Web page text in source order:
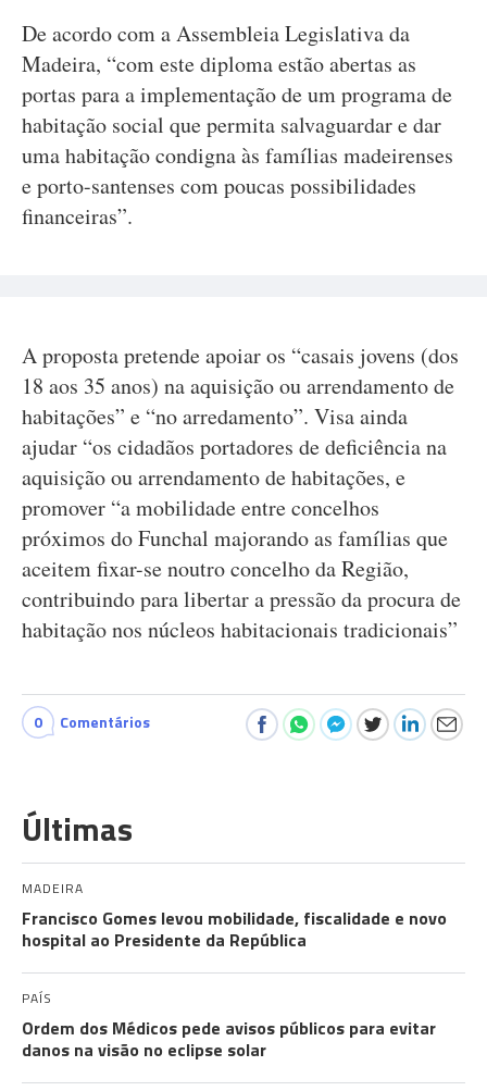
De acordo com a Assembleia Legislativa da
Madeira, “com este diploma estão abertas as
portas para a implementação de um programa de
habitação social que permita salvaguardar e dar
uma habitação condigna às famílias madeirenses
e porto-santenses com poucas possibilidades
financeiras”.
A proposta pretende apoiar os “casais jovens (dos
18 aos 35 anos) na aquisição ou arrendamento de
habitações” e “no arredamento”. Visa ainda
ajudar “os cidadãos portadores de deficiência na
aquisição ou arrendamento de habitações, e
promover “a mobilidade entre concelhos
próximos do Funchal majorando as famílias que
aceitem fixar-se noutro concelho da Região,
contribuindo para libertar a pressão da procura de
habitação nos núcleos habitacionais tradicionais”
0 Comentários
Últimas
MADEIRA
Francisco Gomes levou mobilidade, fiscalidade e novo
hospital ao Presidente da República
PAÍS
Ordem dos Médicos pede avisos públicos para evitar
danos na visão no eclipse solar